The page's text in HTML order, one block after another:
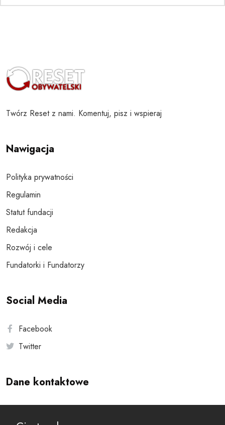
Twórz Reset z nami. Komentuj, pisz i wspieraj
Nawigacja
Polityka prywatności
Regulamin
Statut fundacji
Redakcja
Rozwój i cele
Fundatorki i Fundatorzy
Social Media
Facebook
Twitter
Dane kontaktowe